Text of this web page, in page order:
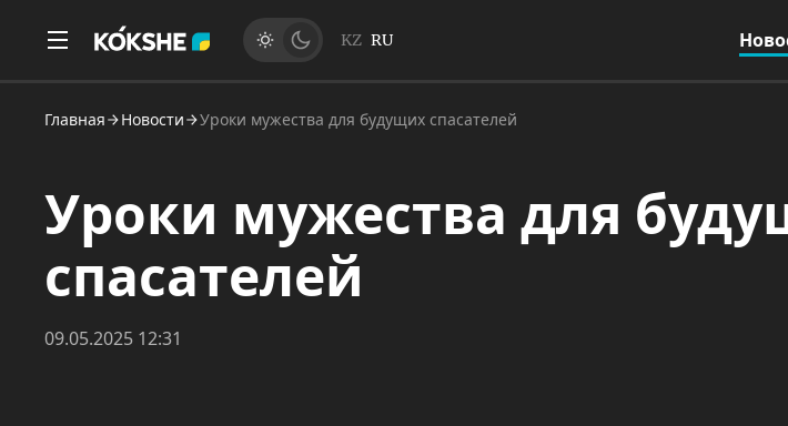
KZ RU
Главная Новости Уроки мужества для будущих спасателей
Уроки мужества для
спасателей
09.05.2025 12:31